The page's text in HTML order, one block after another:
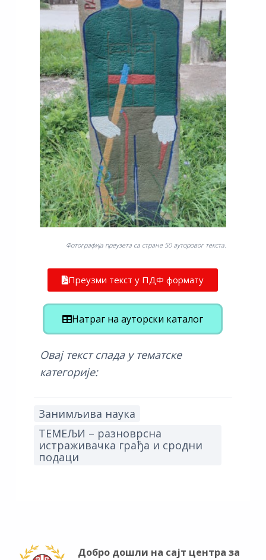
Фотографија преузета са стране 50 ауторовог текста.
Преузми текст у ПДФ формату
Натраг на ауторски каталог
Овај текст спада у тематске
категорије:
Занимљива наука
ТЕМЕЉИ – разноврсна
истраживачка грађа и сродни
подаци
Добро дошли на сајт центра за